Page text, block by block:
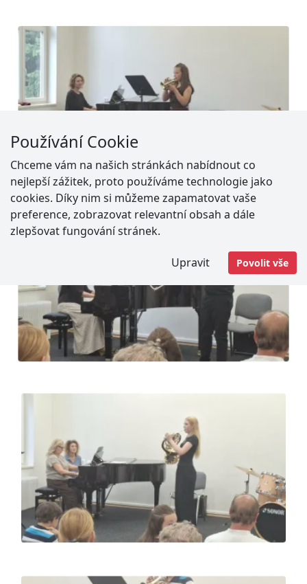
Používání Cookie
Chceme vám na našich stránkách nabídnout co
nejlepší zážitek, proto používáme technologie jako
cookies. Díky nim si můžeme zapamatovat vaše
preference, zobrazovat relevantní obsah a dále
zlepšovat fungování stránek.
Upravit Povolit vše